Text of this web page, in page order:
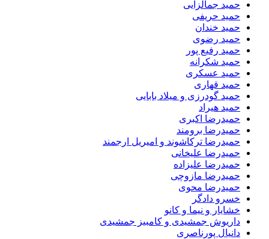
حمید جمالزایی
حمید حریفی
حمید خندان
حمید رضوی
حمید رفیع پور
حمید شکرانه
حمید عسکری
حمید قهاری
حمید گودرزی و میلاد بابایی
حمید هیراد
حمیدرضا اکبری
حمیدرضا برومند
حمیدرضا ترکاشوند و امیریل ارجمند
حمیدرضا علیخانی
حمیدرضا علیزاده
حمیدرضا مازوچی
حمیدرضا محوی
خسرو دادگر
خشایار و نیما و کانو
داریوش جمشیدی و کامبیز جمشیدی
دانیال پورناصری